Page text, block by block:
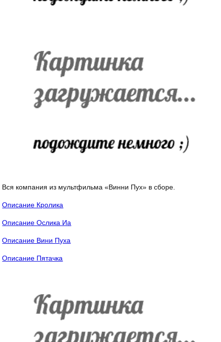
Вся компания из мультфильма «Винни Пух» в сборе.
Описание Кролика
Описание Ослика Иа
Описание Вини Пуха
Описание Пятачка